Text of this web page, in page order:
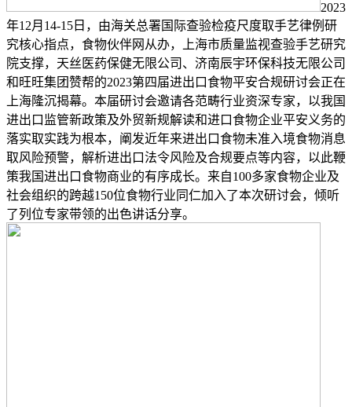
2023
年12月14-15日，由海关总署国际查验检疫尺度取手艺律例研
究核心指点，食物伙伴网从办，上海市质量监视查验手艺研究
院支撑，天丝医药保健无限公司、济南辰宇环保科技无限公司
和旺旺集团赞帮的2023第四届进出口食物平安合规研讨会正在
上海隆沉揭幕。本届研讨会邀请各范畴行业资深专家，以我国
进出口监管新政策及外贸新规解读和进口食物企业平安义务的
落实取实践为根本，阐发近年来进出口食物未准入境食物消息
取风险预警，解析进出口法令风险及合规要点等内容，以此鞭
策我国进出口食物商业的有序成长。来自100多家食物企业及
社会组织的跨越150位食物行业同仁加入了本次研讨会，倾听
了列位专家带领的出色讲话分享。